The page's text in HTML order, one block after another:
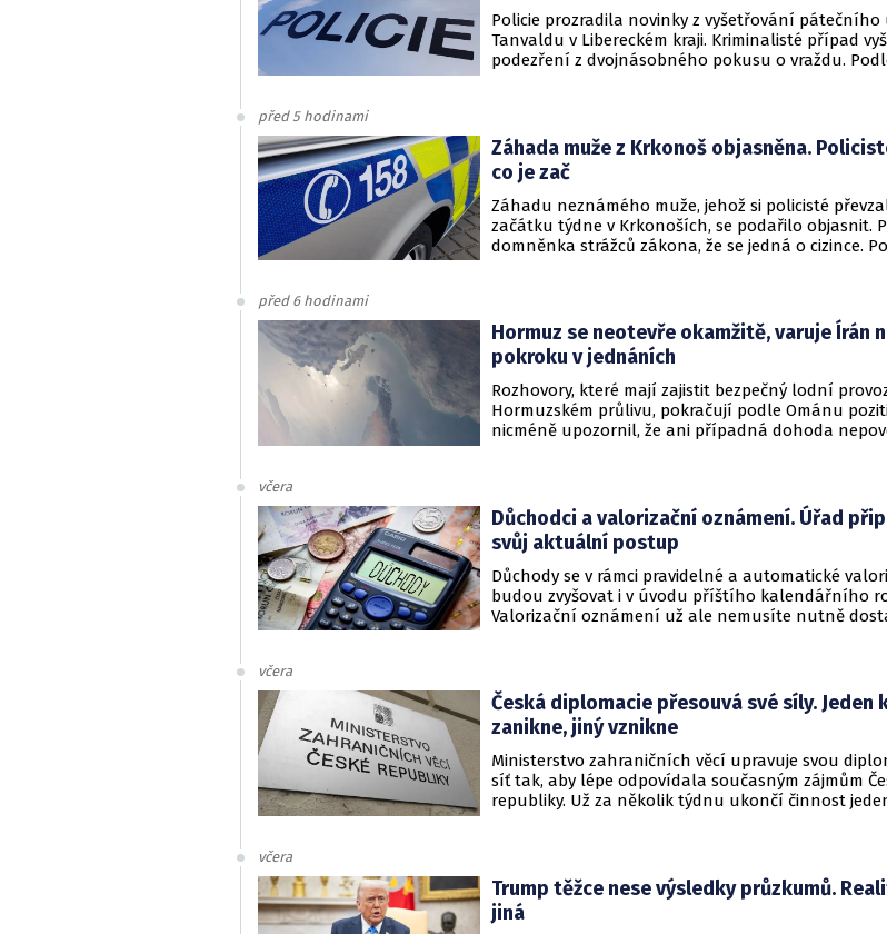
Policie prozradila novinky z vyšetřování
Tanvaldu v Libereckém kraji. Kriminalisté případ
podezření z dvojnásobného pokusu o vraždu.
před 5 hodinami
Záhada muže z Krkonoš objasněna.
co je zač
Záhadu neznámého muže, jehož si policisté
začátku týdne v Krkonoších, se podařilo objasnit.
domněnka strážců zákona, že se jedná o cizince.
před 6 hodinami
Hormuz se neotevře okamžitě, varuje Írán
pokroku v jednáních
Rozhovory, které mají zajistit bezpečný lodní
Hormuzském průlivu, pokračují podle Ománu
nicméně upozornil, že ani případná dohoda
včera
Důchodci a valorizační oznámení. Úřad
svůj aktuální postup
Důchody se v rámci pravidelné a automatické
budou zvyšovat i v úvodu příštího kalendářního
Valorizační oznámení už ale nemusíte nutně
včera
Česká diplomacie přesouvá své síly. Jeden
zanikne, jiný vznikne
Ministerstvo zahraničních věcí upravuje svou
síť tak, aby lépe odpovídala současným zájmům
republiky. Už za několik týdnu ukončí činnost
včera
Trump těžce nese výsledky průzkumů.
jiná